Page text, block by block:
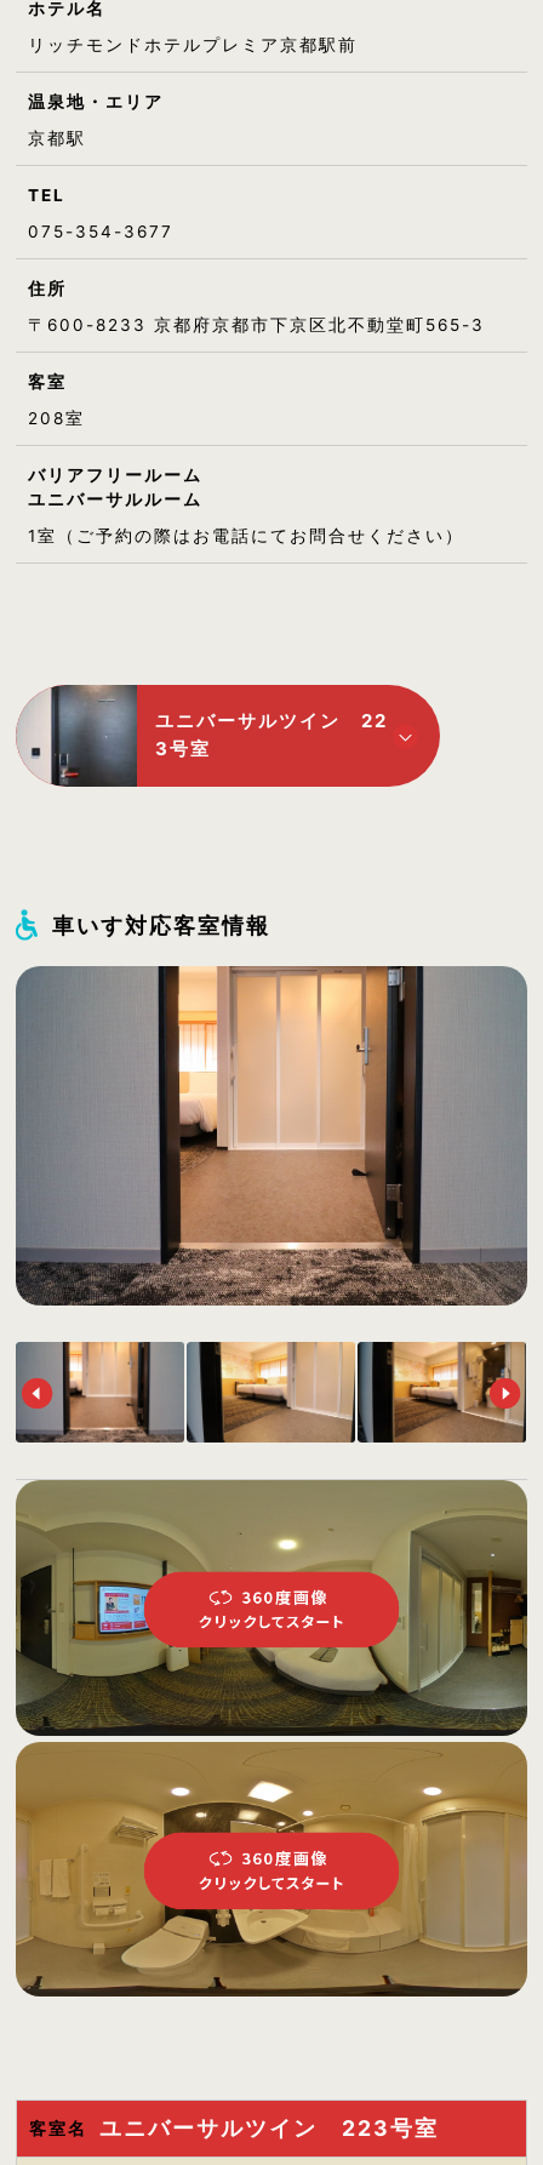
ホテル名
リッチモンドホテルプレミア京都駅前
温泉地・エリア
京都駅
TEL
075-354-3677
住所
〒600-8233 京都府京都市下京区北不動堂町565-3
客室
208室
バリアフリールーム
ユニバーサルルーム
1室（ご予約の際はお電話にてお問合せください）
ユニバーサルツイン 22
3号室
車いす対応客室情報
客室名 ユニバーサルツイン 223号室